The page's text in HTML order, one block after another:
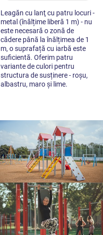
Leagăn cu lanţ cu patru locuri -
metal (înălțime liberă 1 m) - nu
este necesară o zonă de
cădere până la înălțimea de 1
m, o suprafață cu iarbă este
suficientă. Oferim patru
variante de culori pentru
structura de susținere - roșu,
albastru, maro și lime.